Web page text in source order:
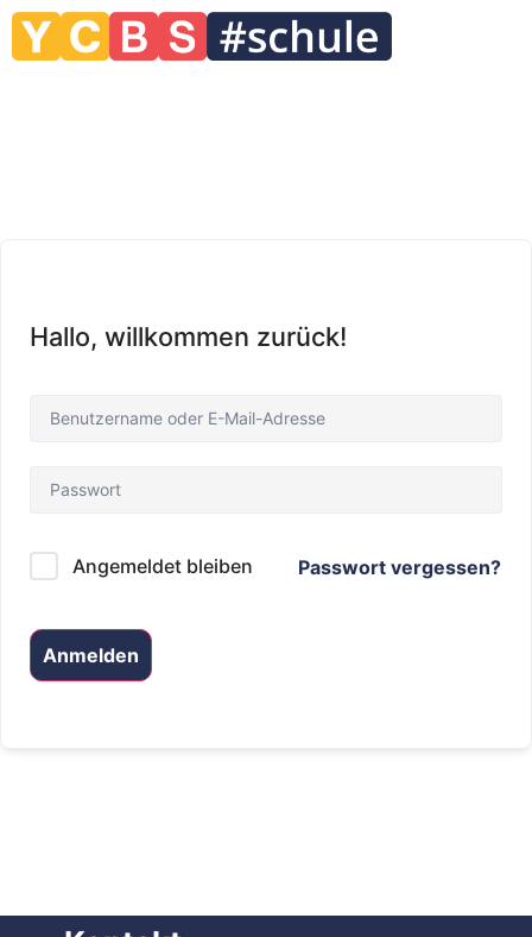
Hallo, willkommen zurück!
Angemeldet bleiben Passwort vergessen?
Anmelden